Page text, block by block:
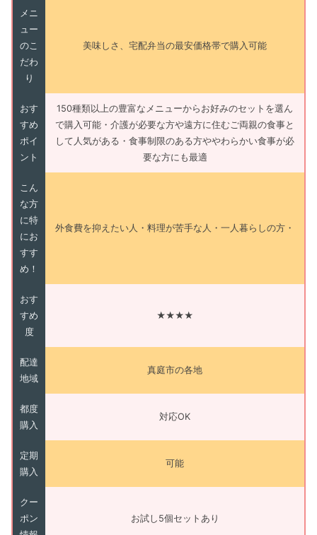
メニ
ュー
のこ
だわ
り
美味しさ、宅配弁当の最安価格帯で購入可能
おす
すめ
ポイ
ント
150種類以上の豊富なメニューからお好みのセットを選ん
で購入可能・介護が必要な方や遠方に住むご両親の食事と
して人気がある・食事制限のある方ややわらかい食事が必
要な方にも最適
こん
な方
に特
にお
すす
め！
外食費を抑えたい人・料理が苦手な人・一人暮らしの方・
おす
すめ
度
★★★★
配達
地域
真庭市の各地
都度
購入
対応OK
定期
購入
可能
クー
ポン
お試し5個セットあり